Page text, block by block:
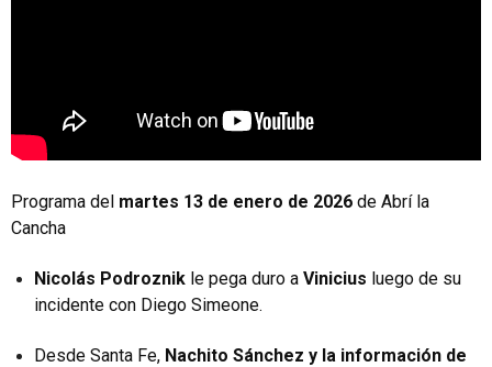
Programa del martes 13 de enero de 2026 de Abrí la
Cancha
Nicolás Podroznik le pega duro a Vinicius luego de su
incidente con Diego Simeone.
Desde Santa Fe, Nachito Sánchez y la información de